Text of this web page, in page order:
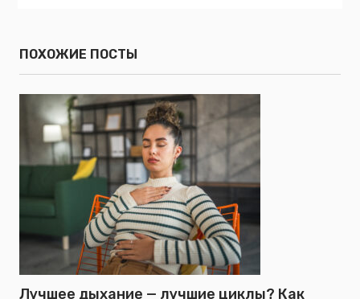
ПОХОЖИЕ ПОСТЫ
Лучшее дыхание — лучшие циклы? Как